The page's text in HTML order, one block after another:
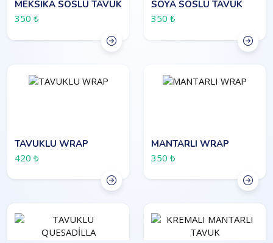
MEKSİKA SOSLU TAVUK
350 ₺
SOYA SOSLU TAVUK
350 ₺
TAVUKLU WRAP
420 ₺
MANTARLI WRAP
350 ₺